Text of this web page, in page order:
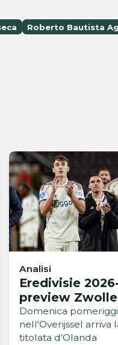
Roberto Bautista
Analisi
Eredivisie
preview
Domenica
nell'Overijssel arriva
titolata d'Olanda